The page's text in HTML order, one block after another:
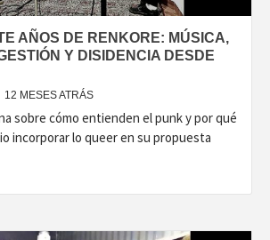
AÑOS DE RENKORE: MÚSICA,
Y DISIDENCIA DESDE
12 MESES ATRÁS
sobre cómo entienden el punk y por qué
incorporar lo queer en su propuesta